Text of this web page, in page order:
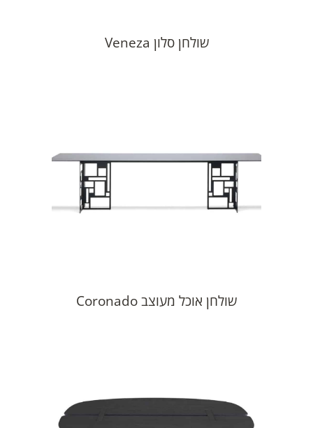
שולחן סלון Veneza
שולחן אוכל מעוצב Coronado